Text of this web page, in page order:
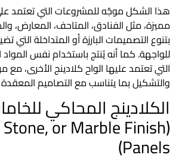
هذا الشكل موجّه للمشروعات التي تعتمد
مميزة، مثل الفنادق، المتاحف، المعارض،
بتنوع التصميمات البارزة أو المتداخلة التي
للواجهة. كما أنه يُنتج باستخدام نفس
التي تعتمد عليها الواح كلادينجالأخرى، مع
والتشكيل بما يتناسب مع التصاميم المعقدة
الكلادينج المحاكي
Stone, or Marble Finish
Panels)